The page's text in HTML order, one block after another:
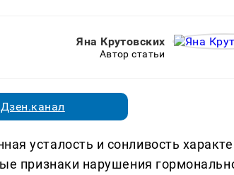
Яна Крутовских
Автор статьи
усталость и сонливость
признаки нарушения